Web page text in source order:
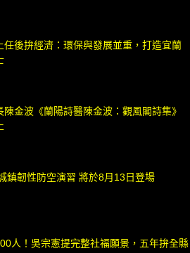
任後拚經濟：環保與發展並重，打造宜蘭
金波《蘭陽詩醫陳金波：觀風閣詩集》
鎮韌性防空演習 將於8月13日登場
人！吳宗憲提完整社福願景，五年拚全縣